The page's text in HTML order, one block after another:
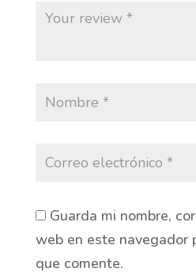
Guarda mi nombre,
web en este navegador
que comente.